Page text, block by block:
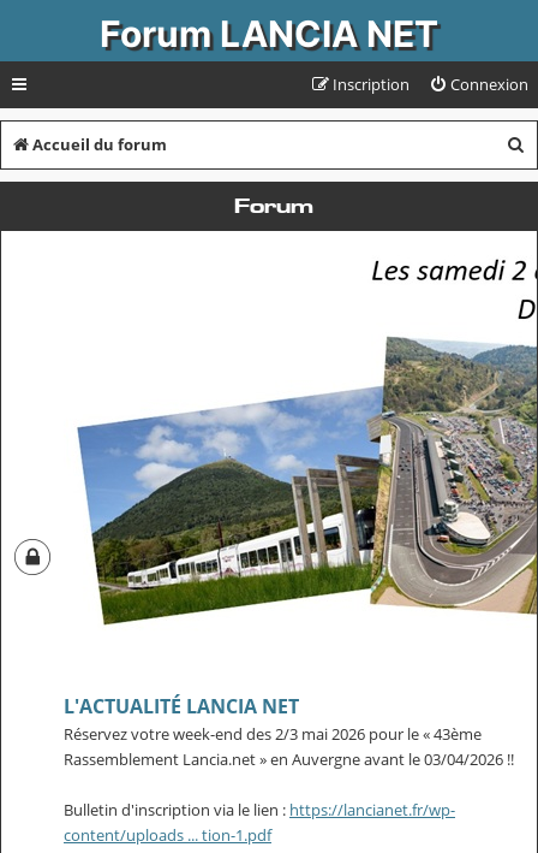
Forum LANCIA NET
Connexion
Inscription
Accueil du forum
e
r
c
h
e
r
Forum
L'ACTUALITÉ LANCIA NET
Réservez votre week-end des 2/3 mai 2026 pour le « 43ème
Rassemblement Lancia.net » en Auvergne avant le 03/04/2026 !!
Bulletin d'inscription via le lien : https://lancianet.fr/wp-
content/uploads ... tion-1.pdf